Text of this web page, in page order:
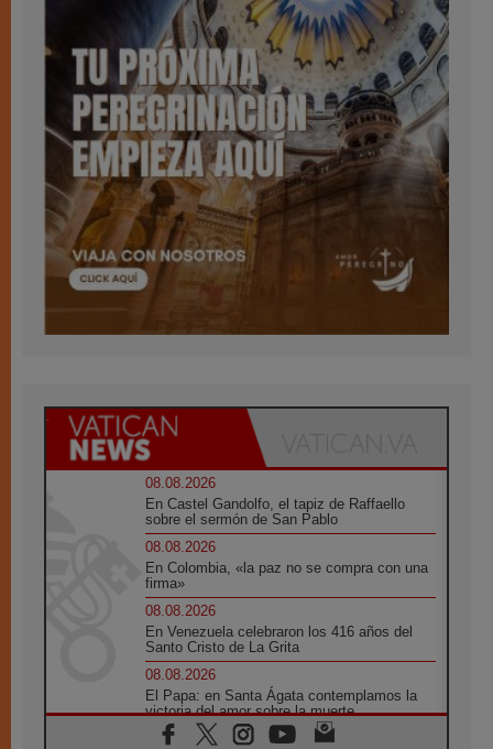
08.08.2026
En Castel Gandolfo, el tapiz de Raffaello
sobre el sermón de San Pablo
08.08.2026
En Colombia, «la paz no se compra con una
firma»
08.08.2026
En Venezuela celebraron los 416 años del
Santo Cristo de La Grita
08.08.2026
El Papa: en Santa Ágata contemplamos la
victoria del amor sobre la muerte
08.08.2026